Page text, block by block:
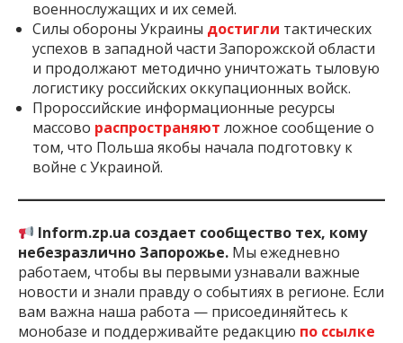
военнослужащих и их семей.
Силы обороны Украины достигли тактических
успехов в западной части Запорожской области
и продолжают методично уничтожать тыловую
логистику российских оккупационных войск.
Пророссийские информационные ресурсы
массово распространяют ложное сообщение о
том, что Польша якобы начала подготовку к
войне с Украиной.
Inform.zp.ua создает сообщество тех, кому
небезразлично Запорожье. Мы ежедневно
работаем, чтобы вы первыми узнавали важные
новости и знали правду о событиях в регионе. Если
вам важна наша работа — присоединяйтесь к
монобазе и поддерживайте редакцию по ссылке